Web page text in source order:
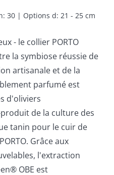
30 | Options d: 21 - 25 cm
- le collier PORTO
la symbiose réussie de
artisanale et de la
parfumé est
d'oliviers
de la culture des
tanin pour le cuir de
Grâce aux
l'extraction
OBE est